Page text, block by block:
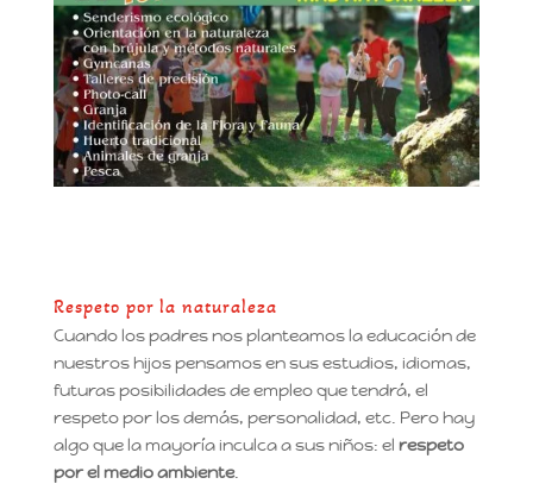
Respeto por la naturaleza
Cuando los padres nos planteamos la educación de
nuestros hijos pensamos en sus estudios, idiomas,
futuras posibilidades de empleo que tendrá, el
respeto por los demás, personalidad, etc. Pero hay
algo que la mayoría inculca a sus niños: el respeto
por el medio ambiente.